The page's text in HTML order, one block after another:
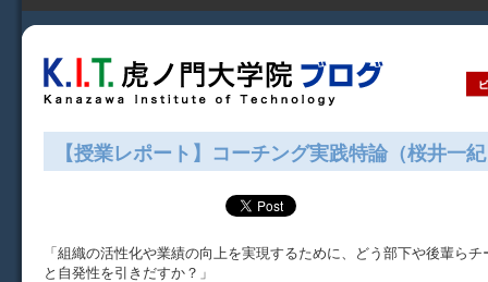
【授業レポート】コーチング実践特論（桜井一
「組織の活性化や業績の向上を実現するために、どう部下や後輩ら
と自発性を引きだすか？」